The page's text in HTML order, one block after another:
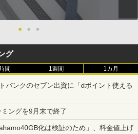
● ● ●
グ
間 1週間 1カ月
バンクのセブン出資に「dポイント使える
ングを9月末で終了
化は検証のため」、料金値上げ